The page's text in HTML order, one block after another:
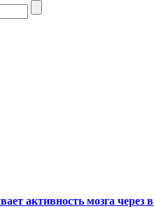
активность мозга через